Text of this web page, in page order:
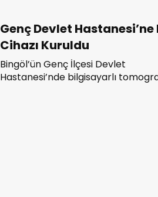
Genç Devlet Hastanesi’ne
Cihazı Kuruldu
Bingöl’ün Genç İlçesi Devlet
Hastanesi’nde bilgisayarlı